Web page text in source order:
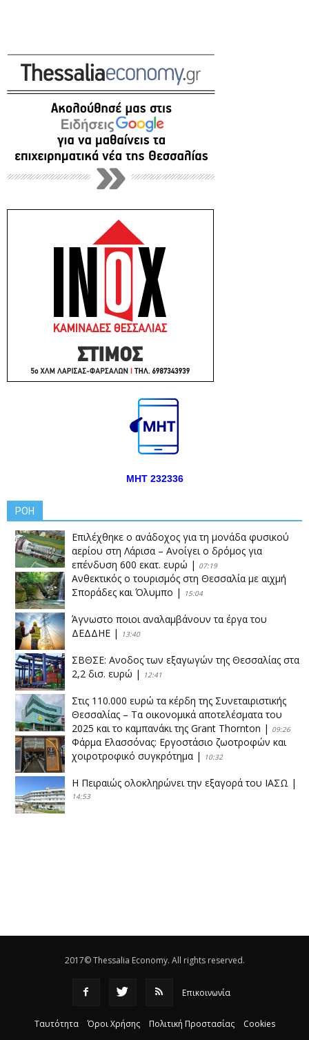
ΜΗΤ 232336
ΡΟΗ
Επιλέχθηκε ο ανάδοχος για τη μονάδα φυσικού
αερίου στη Λάρισα – Ανοίγει ο δρόμος για
επένδυση 600 εκατ. ευρώ | 07:19
Ανθεκτικός ο τουρισμός στη Θεσσαλία με αιχμή
Σποράδες και Όλυμπο | 15:04
Άγνωστο ποιοι αναλαμβάνουν τα έργα του
ΔΕΔΔΗΕ | 13:40
ΣΒΘΣΕ: Aνοδος των εξαγωγών της Θεσσαλίας στα
2,2 δισ. ευρώ | 12:41
Στις 110.000 ευρώ τα κέρδη της Συνεταιριστικής
Θεσσαλίας – Τα οικονομικά αποτελέσματα του
2025 και το καμπανάκι της Grant Thornton | 09:26
Φάρμα Ελασσόνας: Εργοστάσιο ζωοτροφών και
χοιροτροφικό συγκρότημα | 10:32
Η Πειραιώς ολοκληρώνει την εξαγορά του ΙΑΣΩ |
14:53
2017© Thessalia Economy. All rights reserved.
Επικοινωνία
Ταυτότητα Όροι Χρήσης Πολιτική Προστασίας Cookies